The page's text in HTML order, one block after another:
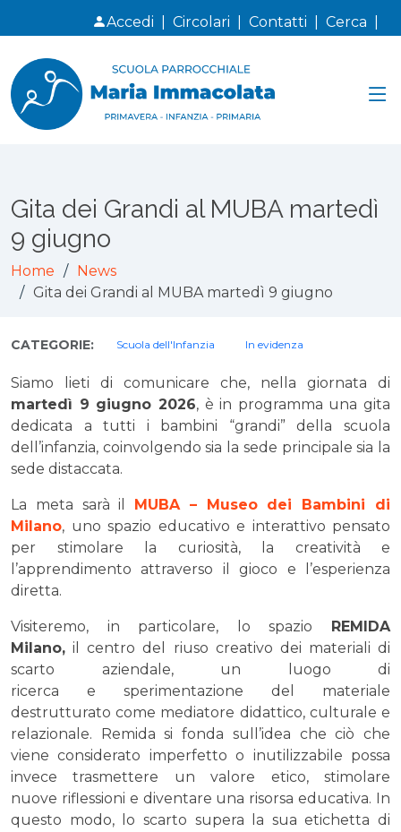
Accedi Circolari Contatti Cerca
Gita dei Grandi al MUBA martedì
9 giugno
Home
News
Gita dei Grandi al MUBA martedì 9 giugno
CATEGORIE: Scuola dell'Infanzia In evidenza
Siamo lieti di comunicare che, nella giornata di
martedì 9 giugno 2026, è in programma una gita
dedicata a tutti i bambini “grandi” della scuola
dell’infanzia, coinvolgendo sia la sede principale sia la
sede distaccata.
La meta sarà il MUBA – Museo dei Bambini di
Milano, uno spazio educativo e interattivo pensato
per stimolare la curiosità, la creatività e
l’apprendimento attraverso il gioco e l’esperienza
diretta.
Visiteremo, in particolare, lo spazio REMIDA
Milano, il centro del riuso creativo dei materiali di
scarto aziendale, un luogo di
ricerca e sperimentazione del materiale
destrutturato come mediatore didattico, culturale e
relazionale. Remida si fonda sull’idea che ciò che
viene considerato imperfetto o inutilizzabile possa
invece trasmettere un valore etico, stimolare
nuove riflessioni e diventare una risorsa educativa. In
questo modo, lo scarto supera la sua etichetta di